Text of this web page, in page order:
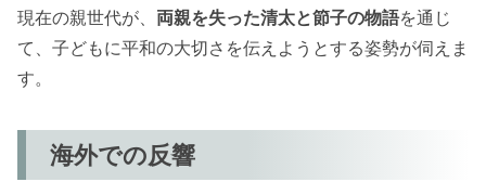
現在の親世代が、 両親を失った清太と節子の物語を通じ
て、子どもに平和の大切さを伝えようとする姿勢が伺えま
す。
海外での反響